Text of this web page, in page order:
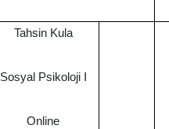
Tahsin Kula
Sosyal Psikoloji I
Online